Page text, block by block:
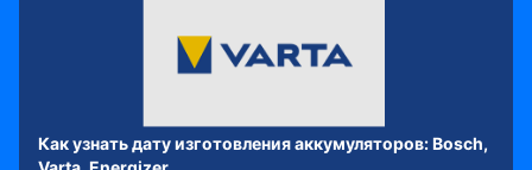
Как узнать дату изготовления аккумуляторов: Bosch,